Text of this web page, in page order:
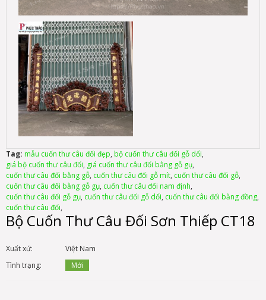
Tag: mẫu cuốn thư câu đối đẹp, bộ cuốn thư câu đối gỗ dổi,
giá bộ cuốn thư câu đối, giá cuốn thư câu đối bằng gỗ gụ,
cuốn thư câu đối bằng gỗ, cuốn thư câu đối gỗ mít, cuốn thư câu đối gỗ,
cuốn thư câu đối bằng gỗ gụ, cuốn thư câu đối nam định,
cuốn thư câu đối gỗ gụ, cuốn thư câu đối gỗ dổi, cuốn thư câu đối bằng đồng,
cuốn thư câu đối,
Bộ Cuốn Thư Câu Đối Sơn Thiếp CT18
Xuất xứ:
Việt Nam
Tình trạng:
Mới